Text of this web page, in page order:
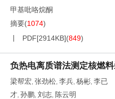
甲基吡咯烷酮
摘要(1074)
PDF[2914KB](849)
负热电离质谱法测定核燃
梁帮宏, 张劲松, 李兵, 杨彬, 李已
才, 孙鹏, 刘志, 陈云明